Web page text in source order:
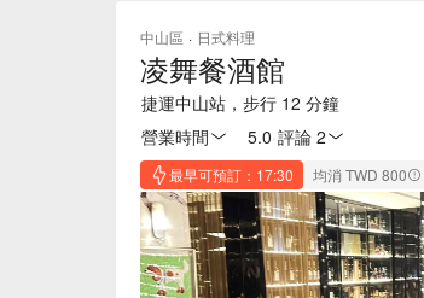
中山區 · 日式料理
凌舞餐酒館
捷運中山站，步行 12 分鐘
營業時間
5.0 評論 2
最早可預訂：17:30 均消 TWD 800